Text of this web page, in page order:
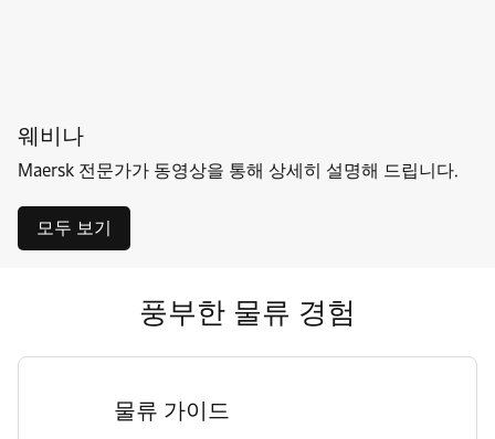
웨비나
Maersk 전문가가 동영상을 통해 상세히 설명해 드립니다.
모두 보기
풍부한 물류 경험
물류 가이드